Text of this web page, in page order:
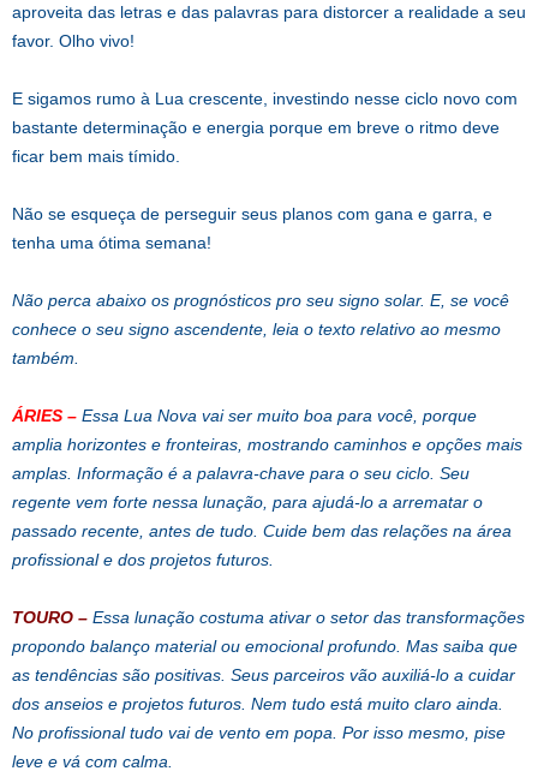
aproveita das letras e das palavras para distorcer a realidade a seu
favor. Olho vivo!
E sigamos rumo à Lua crescente, investindo nesse ciclo novo com
bastante determinação e energia porque em breve o ritmo deve
ficar bem mais tímido.
Não se esqueça de perseguir seus planos com gana e garra, e
tenha uma ótima semana!
Não perca abaixo os prognósticos pro seu signo solar. E, se você
conhece o seu signo ascendente, leia o texto relativo ao mesmo
também.
ÁRIES – Essa Lua Nova vai ser muito boa para você, porque
amplia horizontes e fronteiras, mostrando caminhos e opções mais
amplas. Informação é a palavra-chave para o seu ciclo. Seu
regente vem forte nessa lunação, para ajudá-lo a arrematar o
passado recente, antes de tudo. Cuide bem das relações na área
profissional e dos projetos futuros.
TOURO – Essa lunação costuma ativar o setor das transformações
propondo balanço material ou emocional profundo. Mas saiba que
as tendências são positivas. Seus parceiros vão auxiliá-lo a cuidar
dos anseios e projetos futuros. Nem tudo está muito claro ainda.
No profissional tudo vai de vento em popa. Por isso mesmo, pise
leve e vá com calma.